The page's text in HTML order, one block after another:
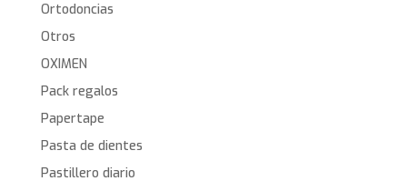
Ortodoncias
Otros
OXIMEN
Pack regalos
Papertape
Pasta de dientes
Pastillero diario